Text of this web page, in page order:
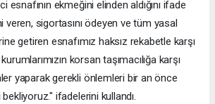
esnafının ekmeğini elinden aldığını ifade
veren, sigortasını ödeyen ve tüm yasal
getiren esnafımız haksız rekabetle karşı
korsan taşımacılığa karşı
yaparak gerekli önlemleri bir an önce
ifadelerini kullandı.